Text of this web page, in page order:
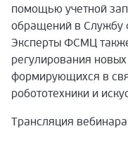
помощью учетной
обращений в Службу
Эксперты ФСМЦ
регулирования
формирующихся в
робототехники и
Трансляция